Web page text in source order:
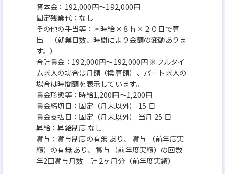
資本金：192,000円〜192,000円
固定残業代：なし
その他の手当等：＊時給×８ｈ×２０日で算
出 （就業日数、時間により金額の変動ありま
す。）
合計賃金：192,000円～192,000円 ※フルタイ
ム求人の場合は月額（換算額）、パート求人の
場合は時間額を表示しています。
賃金形態等：時給1,200円～1,200円
賃金締切日：固定（月末以外） 15 日
賃金支払日：固定（月末以外） 当月 25 日
昇給：昇給制度 なし
賞与：賞与制度の有無 あり、 賞与 （前年度実
績）の有無 あり、 賞与（前年度実績）の回数
年2回賞与月数 計 2ヶ月分（前年度実績）